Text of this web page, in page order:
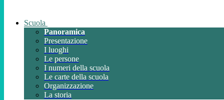
Scuola
Panoramica
Presentazione
I luoghi
Le persone
I numeri della scuola
Le carte della scuola
Organizzazione
La storia